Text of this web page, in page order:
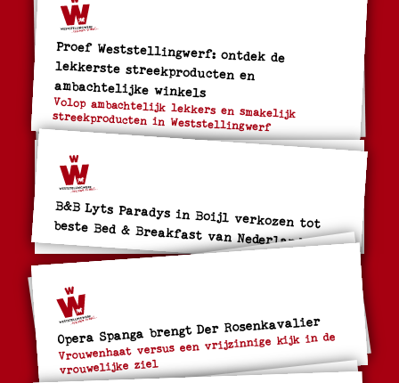
Proef Weststellingwerf: ontdek de
lekkerste streekproducten en
ambachtelijke winkels
Volop ambachtelijk lekkers en smakelijk streekproducten in Weststellingwerf
B&B Lyts Paradys in Boijl verkozen tot beste Bed & Breakfast van Nederland
Opera Spanga brengt Der Rosenkavalier
Vrouwenhaat versus een vrijzinnige kijk in de
vrouwelijke ziel